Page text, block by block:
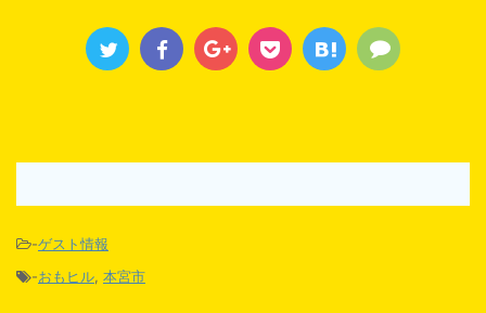
-ゲスト情報
-おもヒル, 本宮市